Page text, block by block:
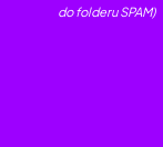
do folderu SPAM)